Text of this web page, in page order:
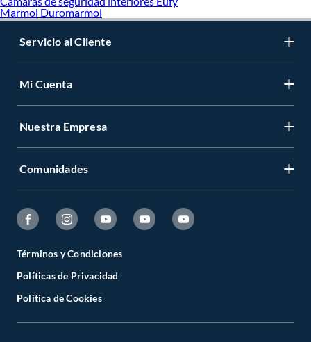
Marmol Duromarmol
Servicio al Cliente
Mi Cuenta
Nuestra Empresa
Comunidades
Términos y Condiciones
Políticas de Privacidad
Política de Cookies